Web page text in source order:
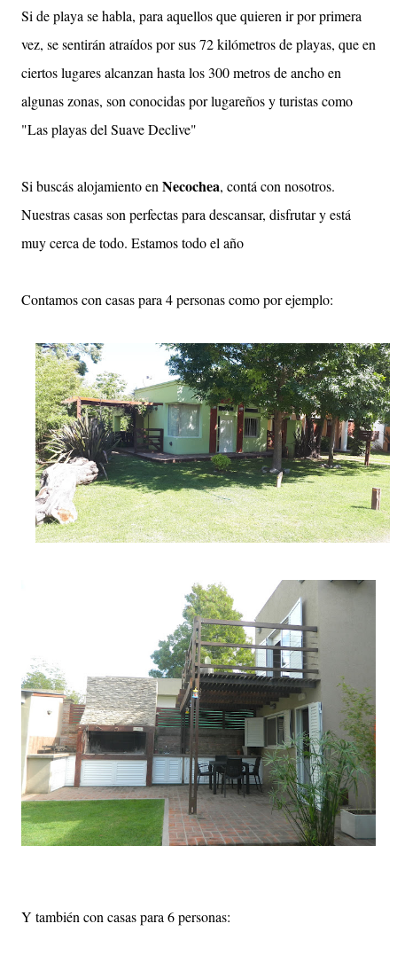
Si de playa se habla, para aquellos que quieren ir por primera
vez, se sentirán atraídos por sus 72 kilómetros de playas, que en
ciertos lugares alcanzan hasta los 300 metros de ancho en
algunas zonas, son conocidas por lugareños y turistas como
"Las playas del Suave Declive"
Si buscás alojamiento en Necochea, contá con nosotros.
Nuestras casas son perfectas para descansar, disfrutar y está
muy cerca de todo. Estamos todo el año
Contamos con casas para 4 personas como por ejemplo:
Y también con casas para 6 personas: